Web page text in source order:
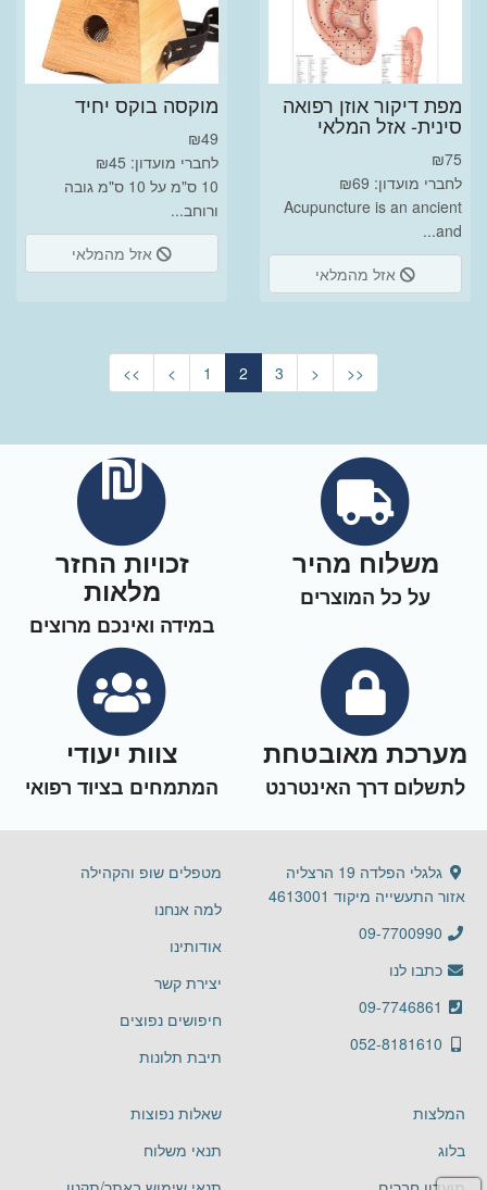
מפת דיקור אוזן רפואה
סינית- אזל המלאי
₪75
לחברי מועדון: ₪69
Acupuncture is an ancient
and...
אזל מהמלאי
מוקסה בוקס יחיד
₪49
לחברי מועדון: ₪45
10 ס"מ על 10 ס"מ גובה
ורוחב...
אזל מהמלאי
<< < 1 2 3 > >>
משלוח מהיר
על כל המוצרים
זכויות החזר
מלאות
במידה ואינכם מרוצים
מערכת מאובטחת
לתשלום דרך האינטרנט
צוות יעודי
המתמחים בציוד רפואי
גלגלי הפלדה 19 הרצליה
אזור התעשייה מיקוד 4613001
09-7700990
כתבו לנו
09-7746861
052-8181610
מטפלים שופ והקהילה
למה אנחנו
אודותינו
יצירת קשר
חיפושים נפוצים
תיבת תלונות
המלצות
בלוג
שאלות נפוצות
תנאי משלוח